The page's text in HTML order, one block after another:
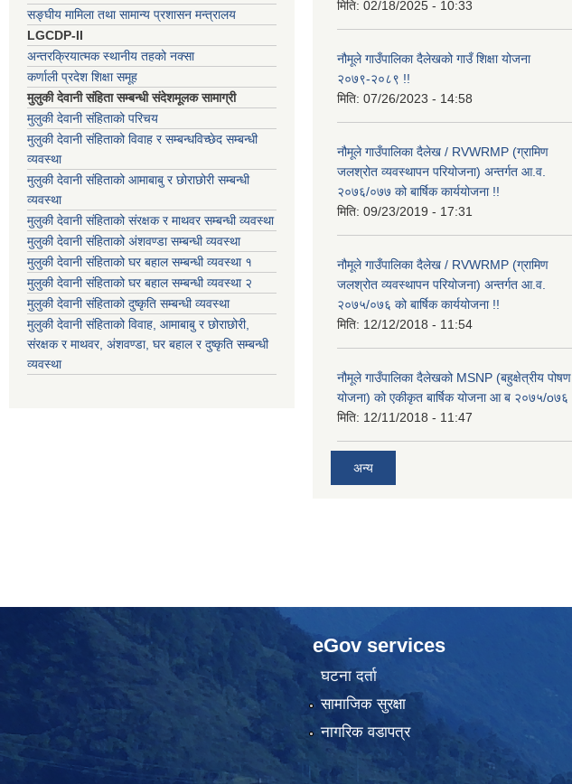
सङ्घीय मामिला तथा सामान्य प्रशासन मन्त्रालय
LGCDP-II
अन्तरक्रियात्मक स्थानीय तहको नक्सा
कर्णाली प्रदेश शिक्षा समूह
मुलुकी देवानी संहिता सम्बन्धी संदेशमूलक सामाग्री
मुलुकी देवानी संहिताको परिचय
मुलुकी देवानी संहिताको विवाह र सम्बन्धविच्छेद सम्बन्धी
व्यवस्था
मुलुकी देवानी संहिताको आमाबाबु र छोराछोरी सम्बन्धी
व्यवस्था
मुलुकी देवानी संहिताको संरक्षक र माथवर सम्बन्धी व्यवस्था
मुलुकी देवानी संहिताको अंशवण्डा सम्बन्धी व्यवस्था
मुलुकी देवानी संहिताको घर बहाल सम्बन्धी व्यवस्था १
मुलुकी देवानी संहिताको घर बहाल सम्बन्धी व्यवस्था २
मुलुकी देवानी संहिताको दुष्कृति सम्बन्धी व्यवस्था
मुलुकी देवानी संहिताको विवाह, आमाबाबु र छोराछोरी,
संरक्षक र माथवर, अंशवण्डा, घर बहाल र दुष्कृति सम्बन्धी
व्यवस्था
मिति: 02/18/2025 - 10:33
नौमूले गाउँपालिका दैलेखको गाउँ शिक्षा योजना
२०७९-२०८९ !!
मिति: 07/26/2023 - 14:58
नौमूले गाउँपालिका दैलेख / RVWRMP (ग्रामिण
जलश्रोत व्यवस्थापन परियोजना) अन्तर्गत आ.व.
२०७६/०७७ को बार्षिक कार्ययोजना !!
मिति: 09/23/2019 - 17:31
नौमूले गाउँपालिका दैलेख / RVWRMP (ग्रामिण
जलश्रोत व्यवस्थापन परियोजना) अन्तर्गत आ.व.
२०७५/०७६ को बार्षिक कार्ययोजना !!
मिति: 12/12/2018 - 11:54
नौमूले गाउँपालिका दैलेखको MSNP (बहुक्षेत्रीय पोषण
योजना) को एकीकृत बार्षिक योजना आ ब २०७५/o७६
मिति: 12/11/2018 - 11:47
अन्य
eGov services
घटना दर्ता
सामाजिक सुरक्षा
नागरिक वडापत्र